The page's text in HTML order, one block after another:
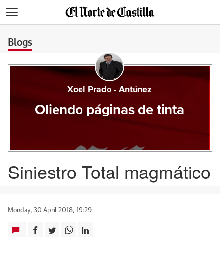
Blogs
Xoel Prado - Antúnez
Oliendo páginas de tinta
Siniestro Total magmático
Monday, 30 April 2018, 19:29